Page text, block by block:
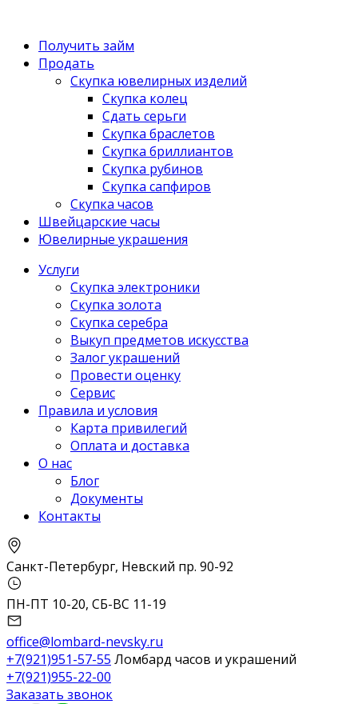
Получить займ
Продать
Скупка ювелирных изделий
Скупка колец
Сдать серьги
Скупка браслетов
Скупка бриллиантов
Скупка рубинов
Скупка сапфиров
Скупка часов
Швейцарские часы
Ювелирные украшения
Услуги
Скупка электроники
Скупка золота
Скупка серебра
Выкуп предметов искусства
Залог украшений
Провести оценку
Сервис
Правила и условия
Карта привилегий
Оплата и доставка
О нас
Блог
Документы
Контакты
Санкт-Петербург, Невский пр. 90-92
ПН-ПТ 10-20, СБ-ВС 11-19
office@lombard-nevsky.ru
+7(921)951-57-55 Ломбард часов и украшений
+7(921)955-22-00
Заказать звонок